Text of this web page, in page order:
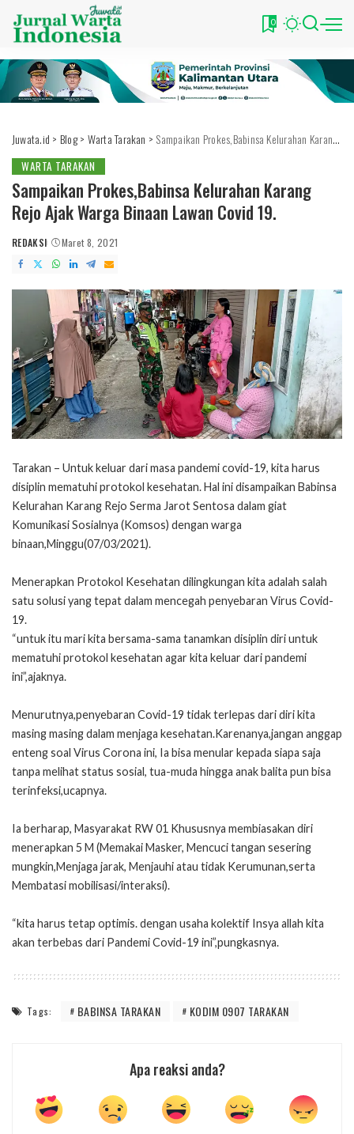
0
Juwata.id > Blog> Warta Tarakan > Sampaikan Prokes,Babinsa Kelurahan Karang Rejo Ajak Warga Binaan Lawan Covid 19.
WARTA TARAKAN
Sampaikan Prokes,Babinsa Kelurahan Karang
Rejo Ajak Warga Binaan Lawan Covid 19.
POSTED
BY
REDAKSI Maret 8, 2021
Tarakan – Untuk keluar dari masa pandemi covid-19, kita harus
disiplin mematuhi protokol kesehatan. Hal ini disampaikan Babinsa
Kelurahan Karang Rejo Serma Jarot Sentosa dalam giat
Komunikasi Sosialnya (Komsos) dengan warga
binaan,Minggu(07/03/2021).
Menerapkan Protokol Kesehatan dilingkungan kita adalah salah
satu solusi yang tepat dalam mencegah penyebaran Virus Covid-
19.
“untuk itu mari kita bersama-sama tanamkan disiplin diri untuk
mematuhi protokol kesehatan agar kita keluar dari pandemi
ini”,ajaknya.
Menurutnya,penyebaran Covid-19 tidak terlepas dari diri kita
masing masing dalam menjaga kesehatan.Karenanya,jangan anggap
enteng soal Virus Corona ini, Ia bisa menular kepada siapa saja
tanpa melihat status sosial, tua-muda hingga anak balita pun bisa
terinfeksi,ucapnya.
Ia berharap, Masyarakat RW 01 Khususnya membiasakan diri
menerapkan 5 M (Memakai Masker, Mencuci tangan sesering
mungkin,Menjaga jarak, Menjauhi atau tidak Kerumunan,serta
Membatasi mobilisasi/interaksi).
“kita harus tetap optimis. dengan usaha kolektif Insya allah kita
akan terbebas dari Pandemi Covid-19 ini”,pungkasnya.
Tags: BABINSA TARAKAN KODIM 0907 TARAKAN
Apa reaksi anda?